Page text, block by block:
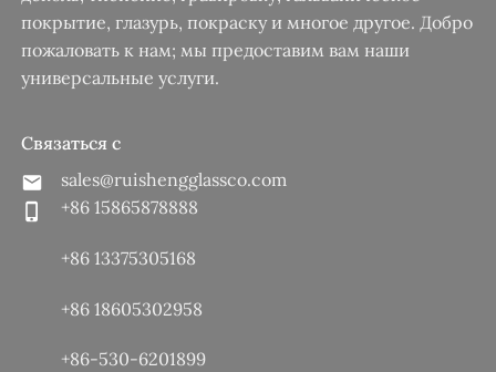
покрытие, глазурь, покраску и многое другое. Добро
пожаловать к нам; мы предоставим вам наши
универсальные услуги.
Связаться с
sales@ruishengglassco.com
+86 15865878888
+86 13375305168
+86 18605302958
+86-530-6201899